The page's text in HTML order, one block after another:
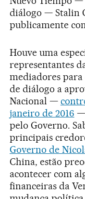
diálogo — Stalin
publicamente
Houve uma
representantes
mediadores para
de diálogo a
Nacional —
janeiro de 2016 —
pelo Governo.
principais
Governo de
China, estão
acontecer com
financeiras da